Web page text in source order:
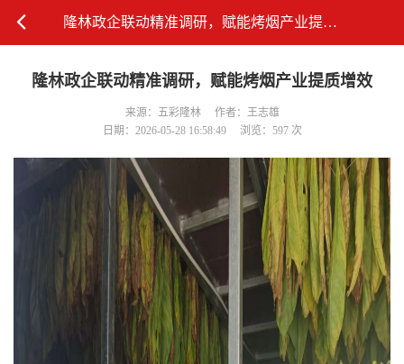
隆林政企联动精准调研，赋能烤烟产业提质增效
隆林政企联动精准调研，赋能烤烟产业提质增效
来源：五彩隆林
作者：王志雄
日期：2026-05-28 16:58:49
浏览：597 次